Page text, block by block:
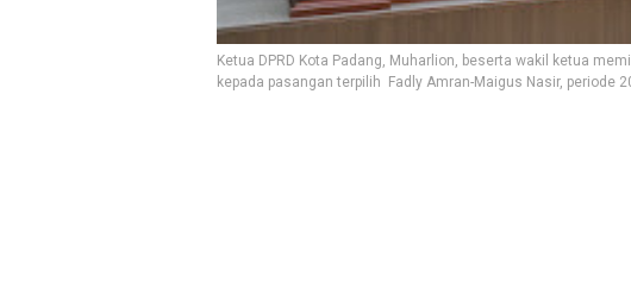
Ketua DPRD Kota Padang, Muharlion, beserta wakil ketua
kepada pasangan terpilih Fadly Amran-Maigus Nasir, periode